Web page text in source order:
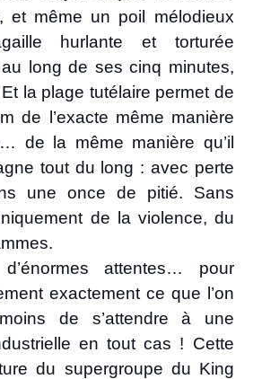
et même un poil mélodieux
hurlante et torturée
long de ses cinq minutes,
la plage tutélaire permet de
de l’exacte même manière
de la même manière qu’il
tout du long : avec perte
une once de pitié. Sans
de la violence, du
attentes… pour
exactement ce que l’on
de s’attendre à une
en tout cas ! Cette
du supergroupe du King